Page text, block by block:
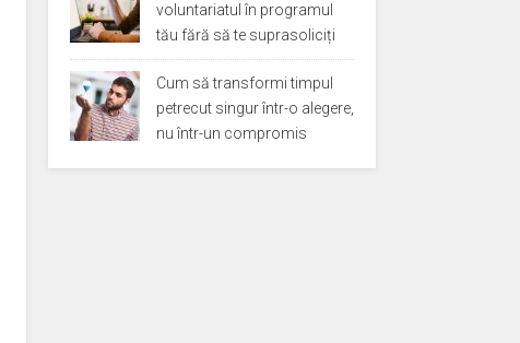
voluntariatul în programul
tău fără să te suprasoliciți
Cum să transformi timpul
petrecut singur într-o alegere,
nu într-un compromis